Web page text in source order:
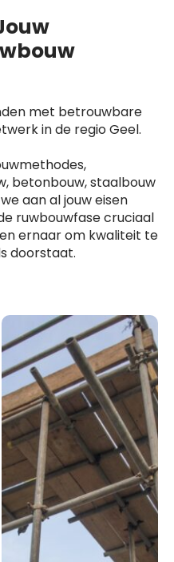
met betrouwbare
in de regio Geel.
betonbouw, staalbouw
aan al jouw eisen
ruwbouwfase cruciaal
ernaar om kwaliteit te
doorstaat.